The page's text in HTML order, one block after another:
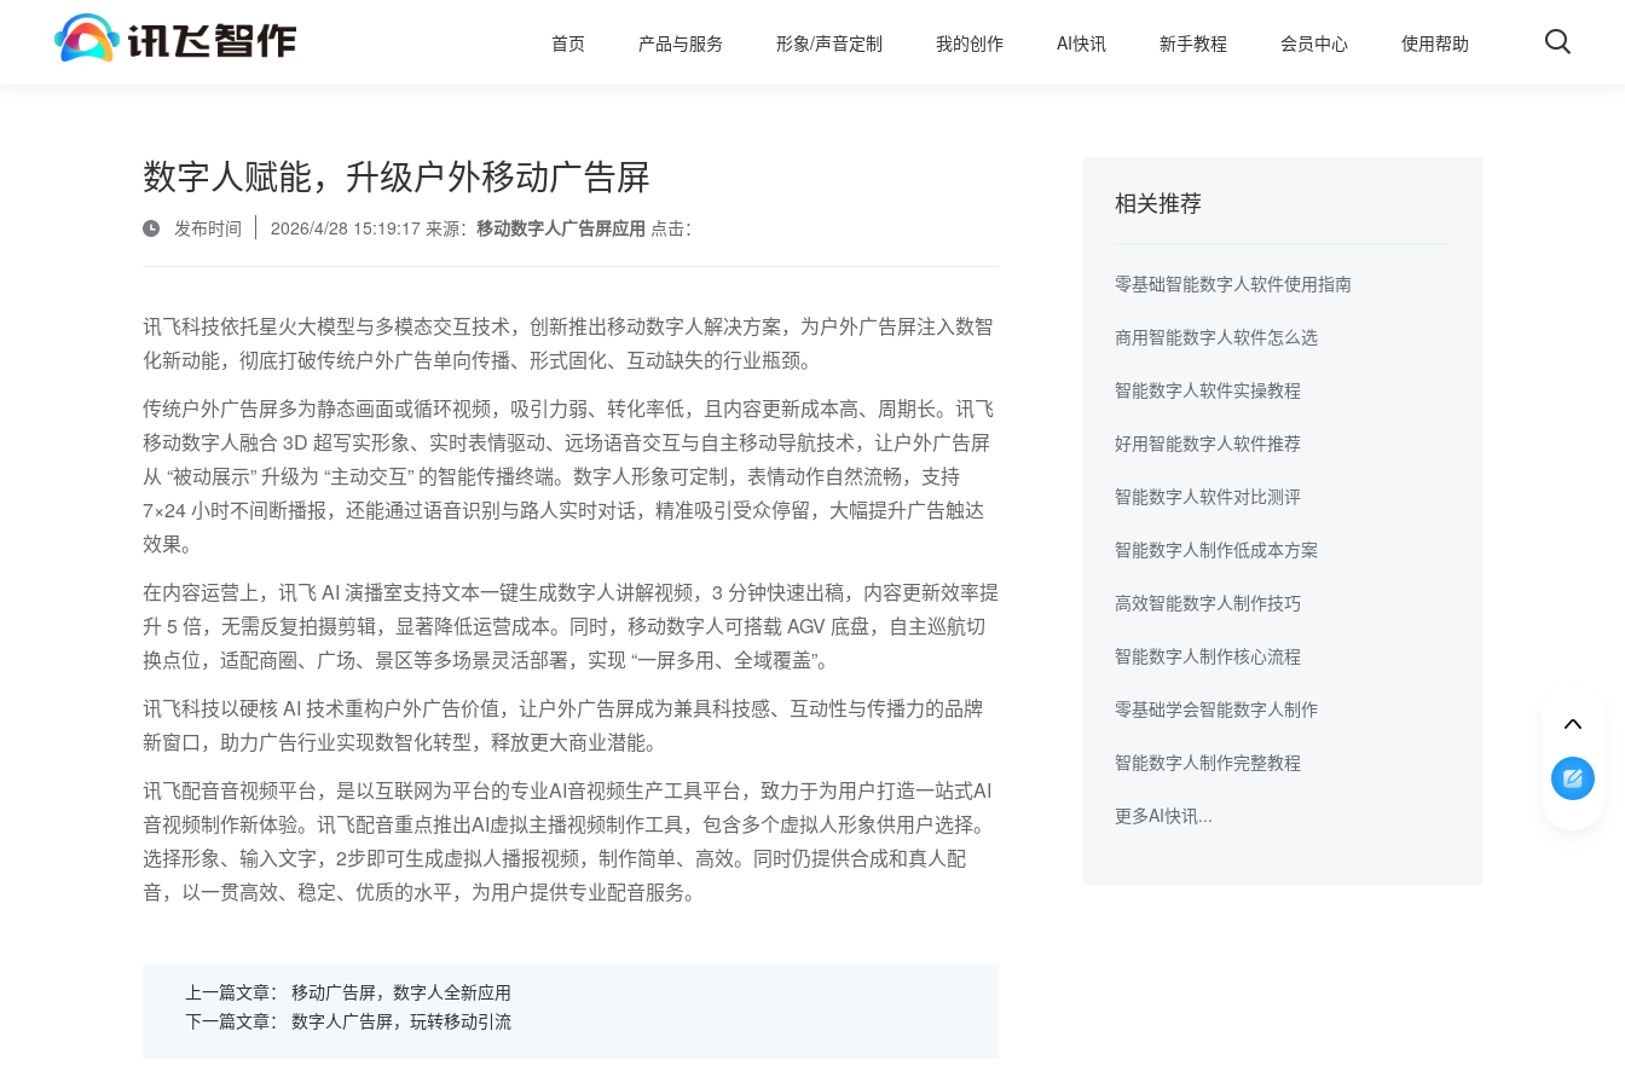
首页 产品与服务 形象/声音定制 我的创作 AI快讯 新手教程 会员中心 使用帮助
数字人赋能，升级户外移动广告屏
发布时间 2026/4/28 15:19:17 来源： 移动数字人广告屏应用 点击：
讯飞科技依托星火大模型与多模态交互技术，创新推出移动数字人解决方案，为户外广告屏注入数智
化新动能，彻底打破传统户外广告单向传播、形式固化、互动缺失的行业瓶颈。
传统户外广告屏多为静态画面或循环视频，吸引力弱、转化率低，且内容更新成本高、周期长。讯飞
移动数字人融合3D 超写实形象、实时表情驱动、远场语音交互与自主移动导航技术，让户外广告屏
从 “被动展示” 升级为 “主动交互” 的智能传播终端。数字人形象可定制，表情动作自然流畅，支持
7×24小时不间断播报，还能通过语音识别与路人实时对话，精准吸引受众停留，大幅提升广告触达
效果。
在内容运营上，讯飞AI 演播室支持文本一键生成数字人讲解视频， 3 分钟快速出稿，内容更新效率提
升5 倍，无需反复拍摄剪辑，显著降低运营成本。同时，移动数字人可搭载AGV 底盘，自主巡航切
换点位，适配商圈、广场、景区等多场景灵活部署，实现 “一屏多用、全域覆盖”。
讯飞科技以硬核AI 技术重构户外广告价值，让户外广告屏成为兼具科技感、互动性与传播力的品牌
新窗口，助力广告行业实现数智化转型，释放更大商业潜能。
讯飞配音音视频平台，是以互联网为平台的专业AI音视频生产工具平台，致力于为用户打造一站式AI
音视频制作新体验。讯飞配音重点推出AI虚拟主播视频制作工具，包含多个虚拟人形象供用户选择。
选择形象、输入文字，2步即可生成虚拟人播报视频，制作简单、高效。同时仍提供合成和真人配
音，以一贯高效、稳定、优质的水平，为用户提供专业配音服务。
上一篇文章： 移动广告屏，数字人全新应用
下一篇文章： 数字人广告屏，玩转移动引流
相关推荐
零基础智能数字人软件使用指南
商用智能数字人软件怎么选
智能数字人软件实操教程
好用智能数字人软件推荐
智能数字人软件对比测评
智能数字人制作低成本方案
高效智能数字人制作技巧
智能数字人制作核心流程
零基础学会智能数字人制作
智能数字人制作完整教程
更多AI快讯...